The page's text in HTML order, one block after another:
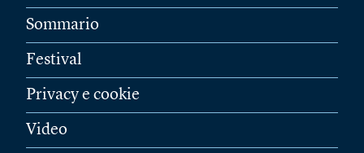
Sommario
Festival
Privacy e cookie
Video